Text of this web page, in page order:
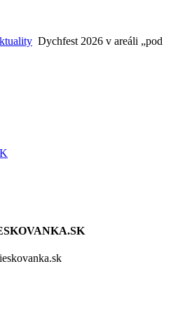
Dychfest 2026 v areáli „pod